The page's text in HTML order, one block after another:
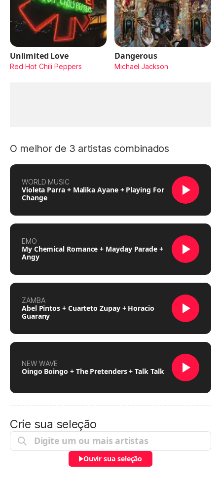
Unlimited Love
Red Hot Chili Peppers
Dangerous
Michael Jackson
O melhor de 3 artistas combinados
WORLD MUSIC
Violeta Parra + Malika Ayane + Playing For
Change
EMO
My Chemical Romance + Mayday Parade +
Angy
ZAMBA
Abel Pintos + Cuarteto Zupay + Horacio
Guarany
NEW WAVE
Oingo Boingo + The Pretenders + Talk Talk
Crie sua seleção
Ouvir sua seleção